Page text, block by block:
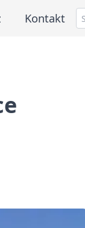
Kontakt